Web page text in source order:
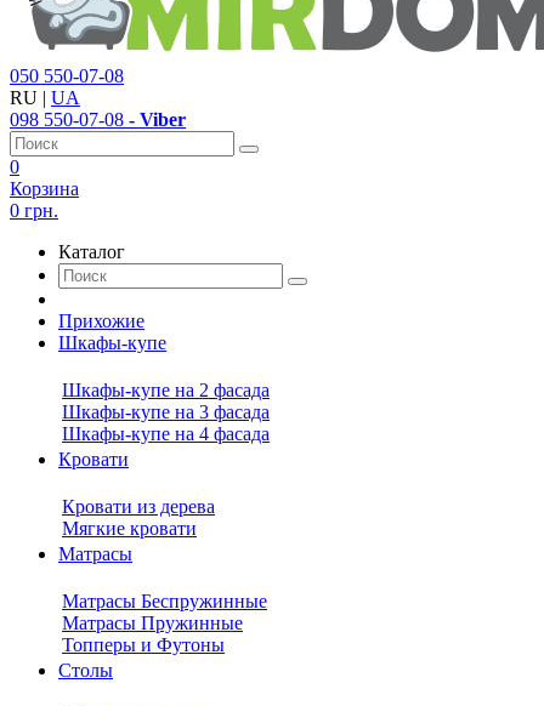
050 550-07-08
RU | UA
098 550-07-08 - Viber
0
Корзина
0 грн.
Каталог
Прихожие
Шкафы-купе
Шкафы-купе на 2 фасада
Шкафы-купе на 3 фасада
Шкафы-купе на 4 фасада
Кровати
Кровати из дерева
Мягкие кровати
Матрасы
Матрасы Беспружинные
Матрасы Пружинные
Топперы и Футоны
Столы